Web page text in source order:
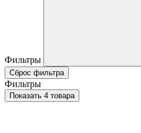
Фильтры
Сброс фильтра
Фильтры
Показать 4 товара